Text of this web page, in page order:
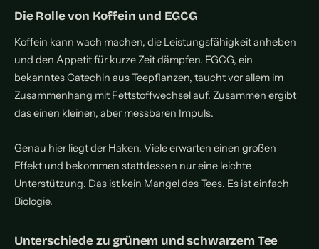
Die Rolle von Koffein und EGCG
Koffein kann wach machen, die Leistungsfähigkeit anheben
und den Appetit für kurze Zeit dämpfen. EGCG, ein
bekanntes Catechin aus Teepflanzen, taucht vor allem im
Zusammenhang mit Fettstoffwechsel auf. Zusammen ergibt
das einen kleinen, aber messbaren Impuls.
Genau hier liegt der Haken. Viele erwarten einen großen
Effekt und bekommen stattdessen nur eine leichte
Unterstützung. Das ist kein Mangel des Tees. Es ist einfach
Biologie.
Unterschiede zu grünem und schwarzem Tee